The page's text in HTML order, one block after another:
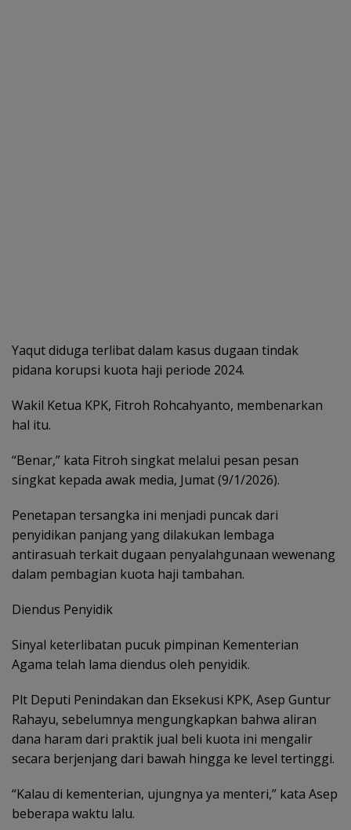
Yaqut diduga terlibat dalam kasus dugaan tindak
pidana korupsi kuota haji periode 2024.
Wakil Ketua KPK, Fitroh Rohcahyanto, membenarkan
hal itu.
“Benar,” kata Fitroh singkat melalui pesan pesan
singkat kepada awak media, Jumat (9/1/2026).
Penetapan tersangka ini menjadi puncak dari
penyidikan panjang yang dilakukan lembaga
antirasuah terkait dugaan penyalahgunaan wewenang
dalam pembagian kuota haji tambahan.
Diendus Penyidik
Sinyal keterlibatan pucuk pimpinan Kementerian
Agama telah lama diendus oleh penyidik.
Plt Deputi Penindakan dan Eksekusi KPK, Asep Guntur
Rahayu, sebelumnya mengungkapkan bahwa aliran
dana haram dari praktik jual beli kuota ini mengalir
secara berjenjang dari bawah hingga ke level tertinggi.
“Kalau di kementerian, ujungnya ya menteri,” kata Asep
beberapa waktu lalu.